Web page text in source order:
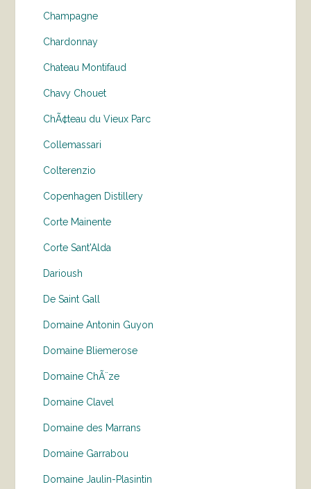
Champagne
Chardonnay
Chateau Montifaud
Chavy Chouet
ChÃ¢teau du Vieux Parc
Collemassari
Colterenzio
Copenhagen Distillery
Corte Mainente
Corte Sant'Alda
Darioush
De Saint Gall
Domaine Antonin Guyon
Domaine Bliemerose
Domaine ChÃ¨ze
Domaine Clavel
Domaine des Marrans
Domaine Garrabou
Domaine Jaulin-Plasintin